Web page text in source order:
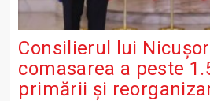
Consilierul lui
comasarea a peste
primării și